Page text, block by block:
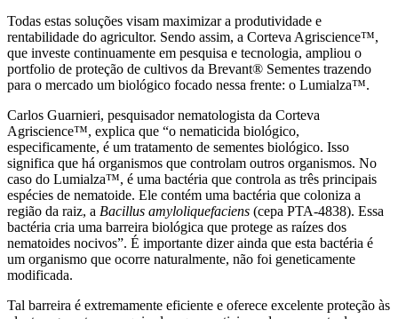
Todas estas soluções visam maximizar a produtividade e
rentabilidade do agricultor. Sendo assim, a Corteva Agriscience™,
que investe continuamente em pesquisa e tecnologia, ampliou o
portfolio de proteção de cultivos da Brevant® Sementes trazendo
para o mercado um biológico focado nessa frente: o Lumialza™.
Carlos Guarnieri, pesquisador nematologista da Corteva
Agriscience™, explica que “o nematicida biológico,
especificamente, é um tratamento de sementes biológico. Isso
significa que há organismos que controlam outros organismos. No
caso do Lumialza™, é uma bactéria que controla as três principais
espécies de nematoide. Ele contém uma bactéria que coloniza a
região da raiz, a Bacillus amyloliquefaciens (cepa PTA-4838). Essa
bactéria cria uma barreira biológica que protege as raízes dos
nematoides nocivos”. É importante dizer ainda que esta bactéria é
um organismo que ocorre naturalmente, não foi geneticamente
modificada.
Tal barreira é extremamente eficiente e oferece excelente proteção às